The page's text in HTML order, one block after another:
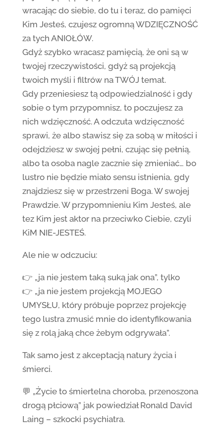
wracając do siebie, do tu i teraz, do pamięci
Kim Jesteś, czujesz ogromną WDZIĘCZNOŚĆ
za tych ANIOŁÓW.
Gdyż szybko wracasz pamięcią, że oni są w
twojej rzeczywistości, gdyż są projekcją
twoich myśli i filtrów na TWÓJ temat.
Gdy przeniesiesz tą odpowiedzialność i gdy
sobie o tym przypomnisz, to poczujesz za
nich wdzięczność. A odczuta wdzięczność
sprawi, że albo stawisz się za sobą w miłości i
odejdziesz w swojej pełni, czując się pełnią,
albo ta osoba nagle zacznie się zmieniać… bo
lustro nie będzie miało sensu istnienia, gdy
znajdziesz się w przestrzeni Boga. W swojej
Prawdzie. W przypomnieniu Kim Jesteś, ale
tez Kim jest aktor na przeciwko Ciebie, czyli
KiM NIE-JESTEŚ.
Ale nie w odczuciu:
👉 „ja nie jestem taką suką jak ona”, tylko
👉 „ja nie jestem projekcją MOJEGO
UMYSŁU, który próbuje poprzez projekcję
tego lustra zmusić mnie do identyfikowania
się z rolą jaką chce żebym odgrywała”.
Tak samo jest z akceptacją natury życia i
śmierci.
💬 „Życie to śmiertelna choroba, przenoszona
drogą płciową” jak powiedział Ronald David
Laing – szkocki psychiatra.